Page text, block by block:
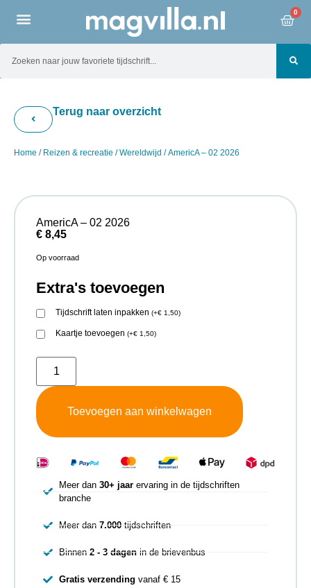
0
Terug naar overzicht
Home / Reizen & recreatie /Wereldwijd / AmericA – 02 2026
AmericA – 02 2026
€ 8,45
Op voorraad
Extra's toevoegen
Tijdschrift laten inpakken (+€ 1,50)
Kaartje toevoegen (+€ 1,50)
Toevoegen aan winkelwagen
Meer dan 30+ jaarervaring in de tijdschriften
branche
Meer dan 7.000tijdschriften
Binnen 2 - 3 dagenin de brievenbus
Gratis verzending vanaf € 15